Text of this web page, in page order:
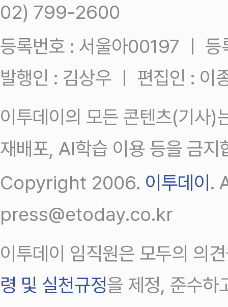
02) 799-2600
등록번호 : 서울아00197 ㅣ
발행인 : 김상우 ㅣ 편집인 : 이
이투데이의 모든 콘텐츠(기사)
재배포, AI학습 이용 등을 금지
Copyright 2006. 이투데이.
press@etoday.co.kr
이투데이 임직원은 모두의 의
령 및 실천규정을 제정, 준수하